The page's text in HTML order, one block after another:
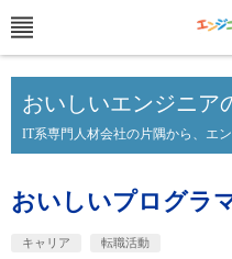
おいしいエンジニア
IT系専門人材会社の片隅から、エ
おいしいプログラ
キャリア 転職活動